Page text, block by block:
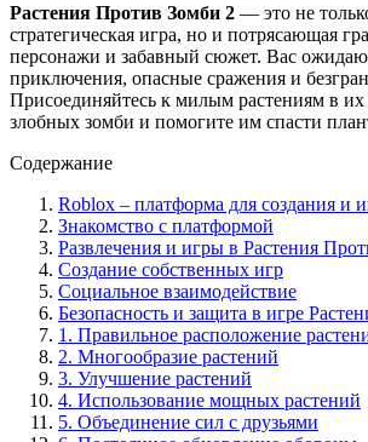
Растения Против Зомби 2 — это не
стратегическая игра, но и потрясающая
персонажи и забавный сюжет. Вас
приключения, опасные сражения и
Присоединяйтесь к милым растениям в их
злобных зомби и помогите им спасти
Содержание
Roblox – платформа для создания и
Знакомство с платформой
Развлечения и игры в Растения
Создание собственных игр
Социальное взаимодействие
Безопасность и защита в игре
1. Правильное расположение
2. Многообразие растений
3. Улучшение растений
4. Использование мощных растений
5. Объединение сил с друзьями